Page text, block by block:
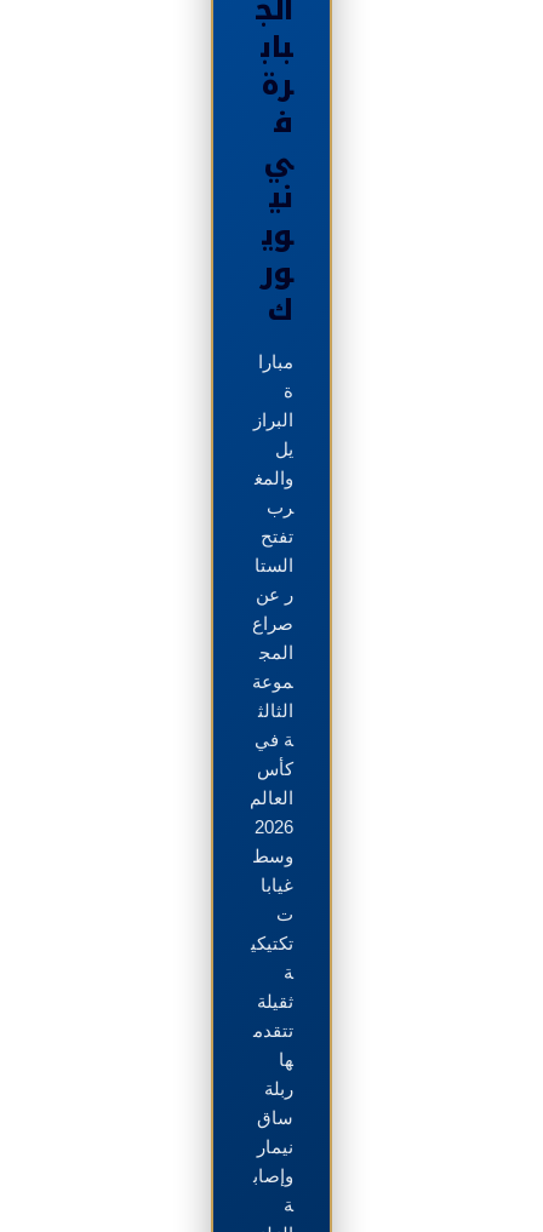
باب
رة
ف
ي
ني
وي
ور
ك
مبارا
ة
البراز
يل
والمغ
رب
تفتح
الستا
ر عن
صراع
المج
موعة
الثالث
ة في
كأس
العالم
2026
وسط
غيابا
ت
تكتيكي
ة
ثقيلة
تتقدم
ها
ربلة
ساق
نيمار
وإصاب
ة